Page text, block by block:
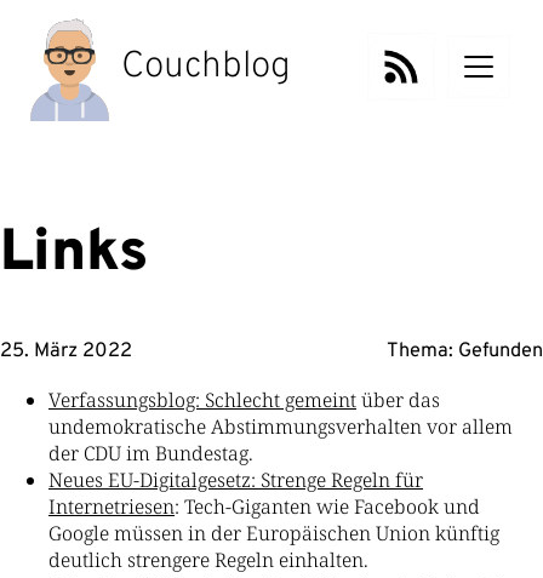
Inhalt
springen
Couchblog
Links
25. März 2022 Thema: Gefunden
Verfassungsblog: Schlecht gemeintüber das
undemokratische Abstimmungsverhalten vor allem
der CDU im Bundestag.
Neues EU-Digitalgesetz: Strenge Regeln für
Internetriesen: Tech-Giganten wie Facebook und
Google müssen in der Europäischen Union künftig
deutlich strengere Regeln einhalten.